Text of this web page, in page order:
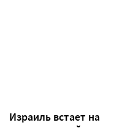
Израиль встает на